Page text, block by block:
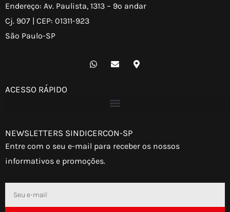
Endereço: Av. Paulista, 1313 – 9º andar
Cj. 907 | CEP: 01311-923
São Paulo-SP
W
h
E
n
o
p
M
a
-
a
ACESSO RÁPIDO
NEWSLETTERS SINDICERCON-SP
Entre com o seu e-mail para receber os nossos
informativos e promoções.